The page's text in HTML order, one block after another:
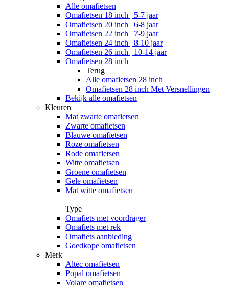
Alle omafietsen
Omafietsen 18 inch | 5-7 jaar
Omafietsen 20 inch | 6-8 jaar
Omafietsen 22 inch | 7-9 jaar
Omafietsen 24 inch | 8-10 jaar
Omafietsen 26 inch | 10-14 jaar
Omafietsen 28 inch
Terug
Alle omafietsen 28 inch
Omafietsen 28 inch Met Versnellingen
Bekijk alle omafietsen
Kleuren
Mat zwarte omafietsen
Zwarte omafietsen
Blauwe omafietsen
Roze omafietsen
Rode omafietsen
Witte omafietsen
Groene omafietsen
Gele omafietsen
Mat witte omafietsen
Type
Omafiets met voordrager
Omafiets met rek
Omafiets aanbieding
Goedkope omafietsen
Merk
Altec omafietsen
Popal omafietsen
Volare omafietsen